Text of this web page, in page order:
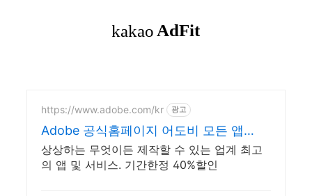
https://www.adobe.com/kr 광고
Adobe 공식홈페이지 어도비 모든 앱
40% 할인
상상하는 무엇이든 제작할 수 있는 업계 최고
의 앱 및 서비스. 기간한정 40%할인